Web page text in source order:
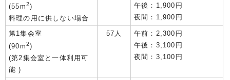
(55m2)
料理の用に供しない場合
午後：1,900円
夜間：1,900円
第1集会室
(90m2)
(第2集会室と一体利用可
能 )
57人
午前：2,300円
午後：3,100円
夜間：3,100円